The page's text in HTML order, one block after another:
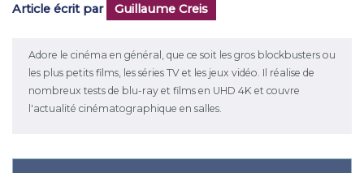
Article écrit par Guillaume Creis
Adore le cinéma en général, que ce soit les gros blockbusters ou
les plus petits films, les séries TV et les jeux vidéo. Il réalise de
nombreux tests de blu-ray et films en UHD 4K et couvre
l'actualité cinématographique en salles.